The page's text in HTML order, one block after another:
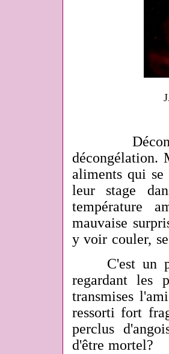
décongélation.
aliments qui se
leur stage
température
mauvaise
y voir couler,
C'est un
regardant les
transmises
ressorti fort
perclus
d'être mortel?